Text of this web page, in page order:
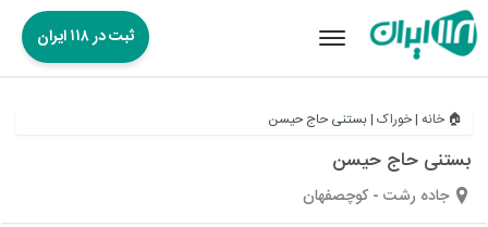
Toggle
ثبت در ۱۱۸ ایران
🏠 خانه |خوراک |بستنی حاج حیسن
بستنی حاج حیسن
جاده رشت - کوچصفهان